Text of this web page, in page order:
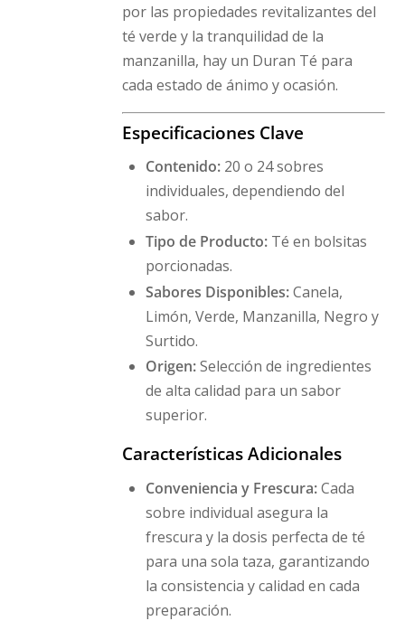
por las propiedades revitalizantes del
té verde y la tranquilidad de la
manzanilla, hay un Duran Té para
cada estado de ánimo y ocasión.
Especificaciones Clave
Contenido:20 o 24 sobres
individuales, dependiendo del
sabor.
Tipo de Producto:Té en bolsitas
porcionadas.
Sabores Disponibles:Canela,
Limón, Verde, Manzanilla, Negro y
Surtido.
Origen:Selección de ingredientes
de alta calidad para un sabor
superior.
Características Adicionales
Conveniencia y Frescura:Cada
sobre individual asegura la
frescura y la dosis perfecta de té
para una sola taza, garantizando
la consistencia y calidad en cada
preparación.